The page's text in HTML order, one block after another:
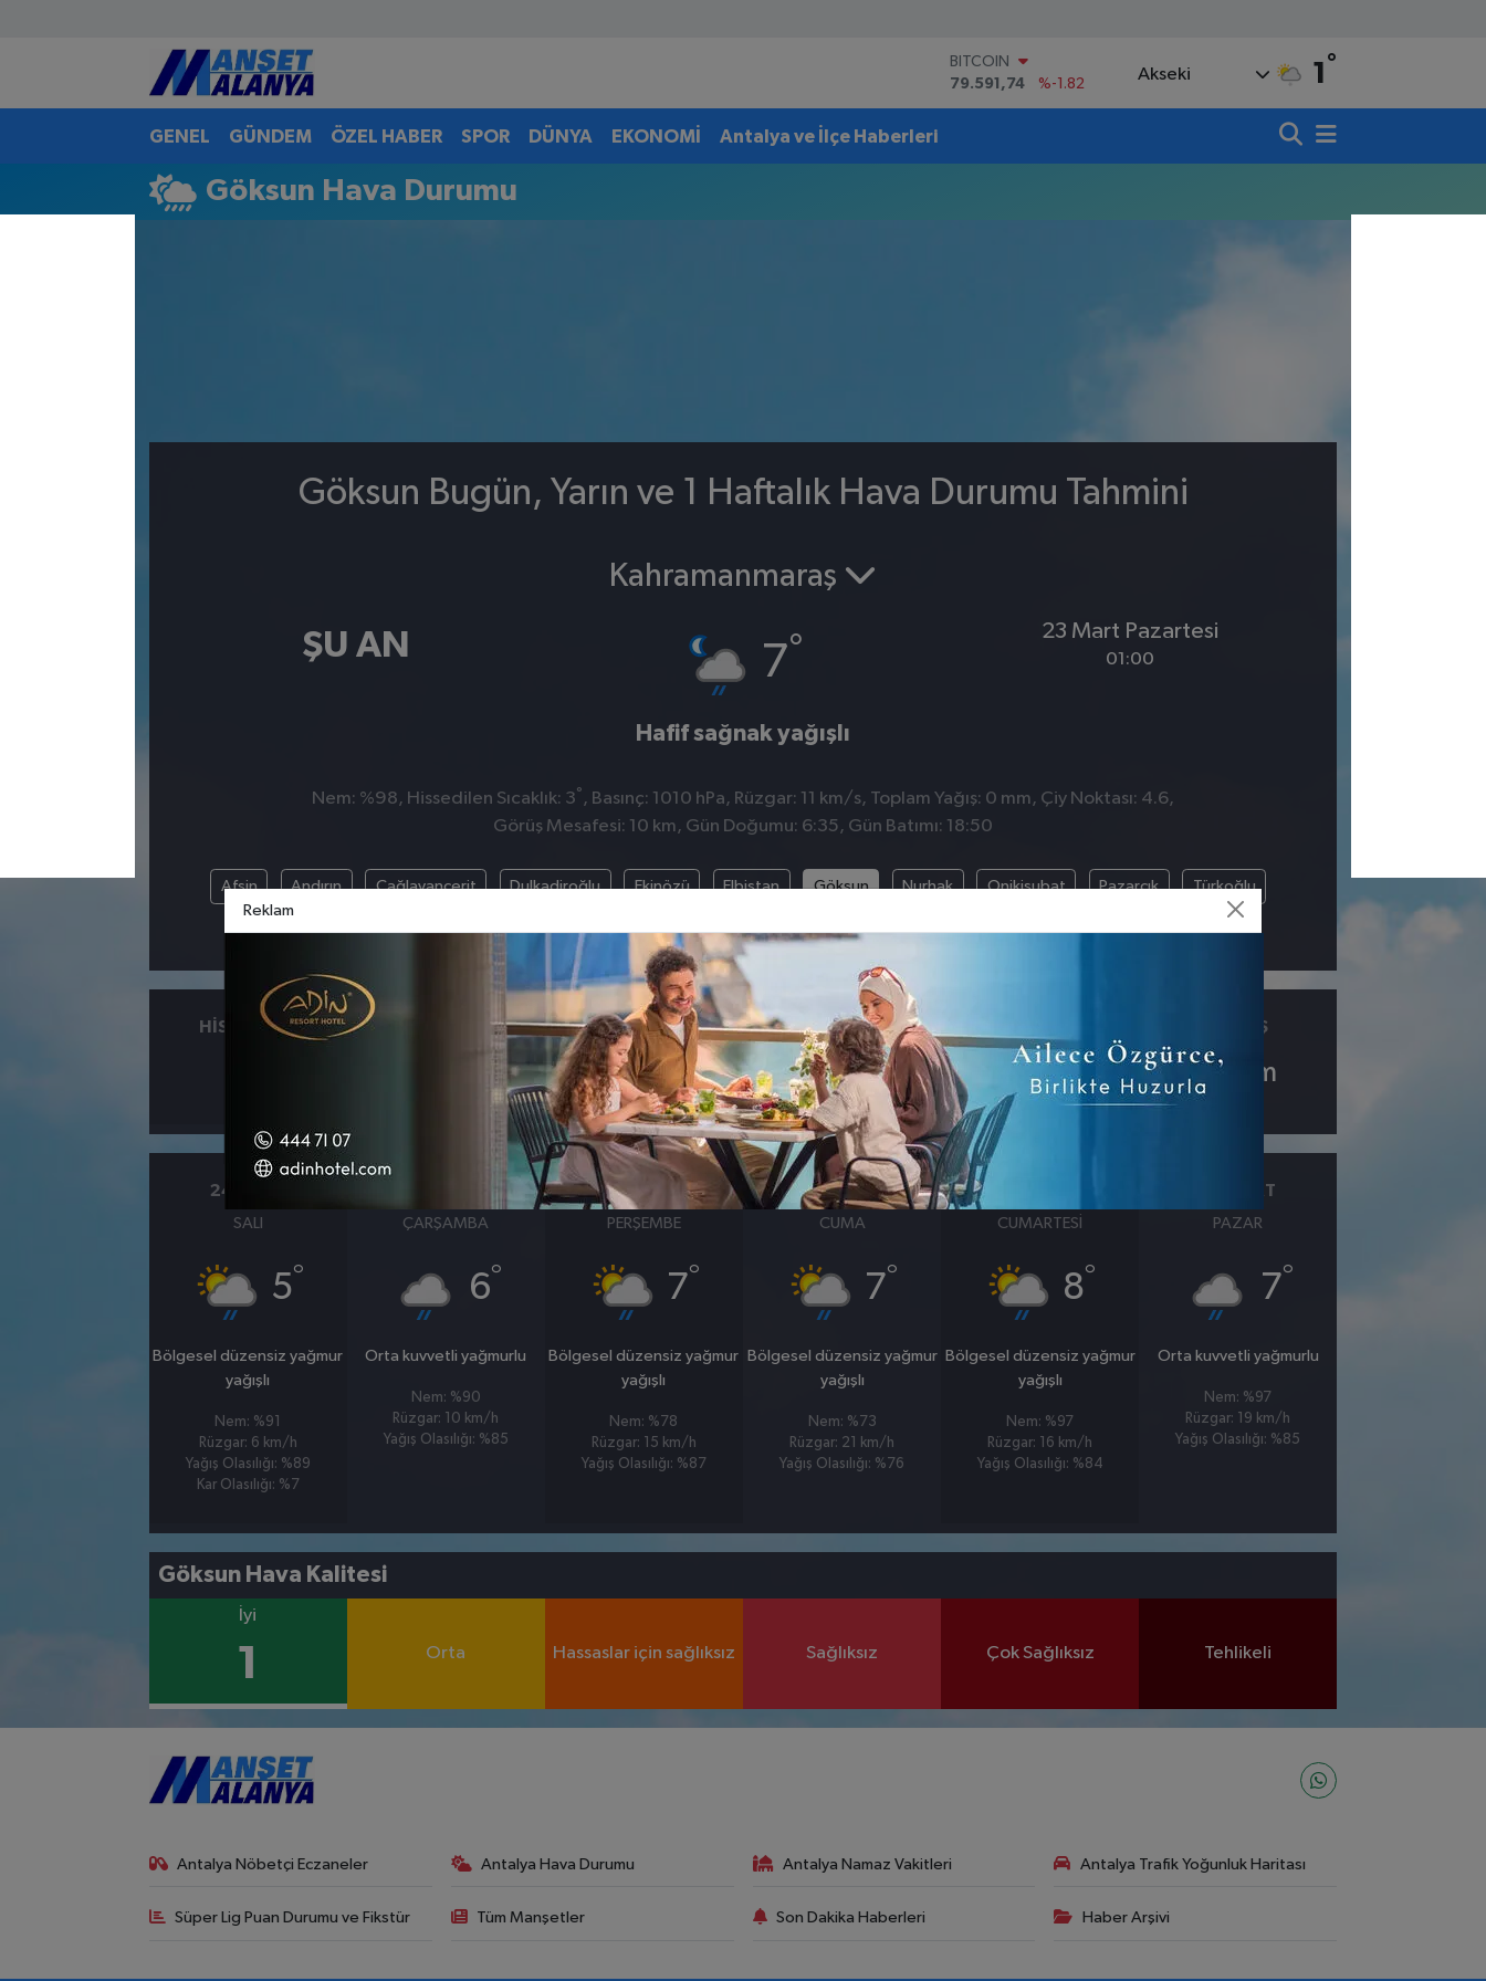
BITCOIN
79.591,74
%-1.82
DOLAR
Akseki 1 °
GENEL GÜNDEM ÖZEL HABER SPOR DÜNYA EKONOMİ Antalya ve İlçe Haberleri
Göksun Hava Durumu
Göksun Bugün, Yarın ve 1 Haftalık Hava Durumu Tahmini
ŞU AN
Kahramanmaraş
7°
Hafif sağnak yağışlı
23 Mart Pazartesi
01:00
Nem: %98, Hissedilen Sıcaklık: 3° , Basınç: 1010 hPa, Rüzgar: 11 km/s, Toplam Yağış: 0 mm, Çiy Noktası: 4.6,
Görüş Mesafesi: 10 km, Gün Doğumu: 6:35, Gün Batımı: 18:50
Afşin Andırın Çağlayancerit Dulkadiroğlu Ekinözü Elbistan Göksun Nurhak Onikişubat Pazarcık Türkoğlu
HISSEDILEN BASINÇ
1010hpa
RÜZGAR
11km/s 4.6
GÖRÜŞ
10 km
24 MART
SALI
5°
Bölgesel düzensiz yağmur
yağışlı
Nem: %91
Rüzgar: 6 km/h
Yağış Olasılığı: %89
Kar Olasılığı: %7
ÇARŞAMBA
6°
Orta kuvvetli yağmurlu
Nem: %90
Rüzgar: 10 km/h
Yağış Olasılığı: %85
26 MART
PERŞEMBE
7°
Bölgesel düzensiz yağmur
yağışlı
Nem: %78
Rüzgar: 15 km/h
Yağış Olasılığı: %87
27 MART
CUMA
7°
Bölgesel düzensiz yağmur
yağışlı
Nem: %73
Rüzgar: 21 km/h
Yağış Olasılığı: %76
CUMARTESI
8°
Bölgesel düzensiz yağmur
yağışlı
Nem: %97
Rüzgar: 16 km/h
Yağış Olasılığı: %84
29 MART
PAZAR
7°
Orta kuvvetli yağmurlu
Nem: %97
Rüzgar: 19 km/h
Yağış Olasılığı: %85
Göksun Hava Kalitesi
İyi
1 Orta Hassaslar için sağlıksız Sağlıksız Çok Sağlıksız Tehlikeli
Antalya Nöbetçi Eczaneler Antalya Hava Durumu Antalya Namaz Vakitleri Antalya Trafik Yoğunluk Haritası
Süper Lig Puan Durumu ve Fikstür Tüm Manşetler Son Dakika Haberleri Haber Arşivi
Antalya Nöbetçi Eczaneler
Antalya Hava Durumu
Antalya Namaz Vakitleri
Reklam